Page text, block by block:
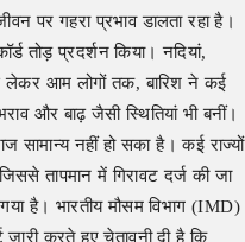
पर गहरा प्रभाव डालता रहा है।
तोड़ प्रदर्शन किया। नदियां,
लेकर आम लोगों तक, बारिश ने कई
और बाढ़ जैसी स्थितियां भी बनीं।
सामान्य नहीं हो सका है। कई राज्यों
तापमान में गिरावट दर्ज की जा
है। भारतीय मौसम विभाग (IMD)
करते हुए चेतावनी दी है कि